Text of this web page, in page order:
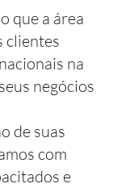
que a área
clientes
na
negócios
de suas
com
e